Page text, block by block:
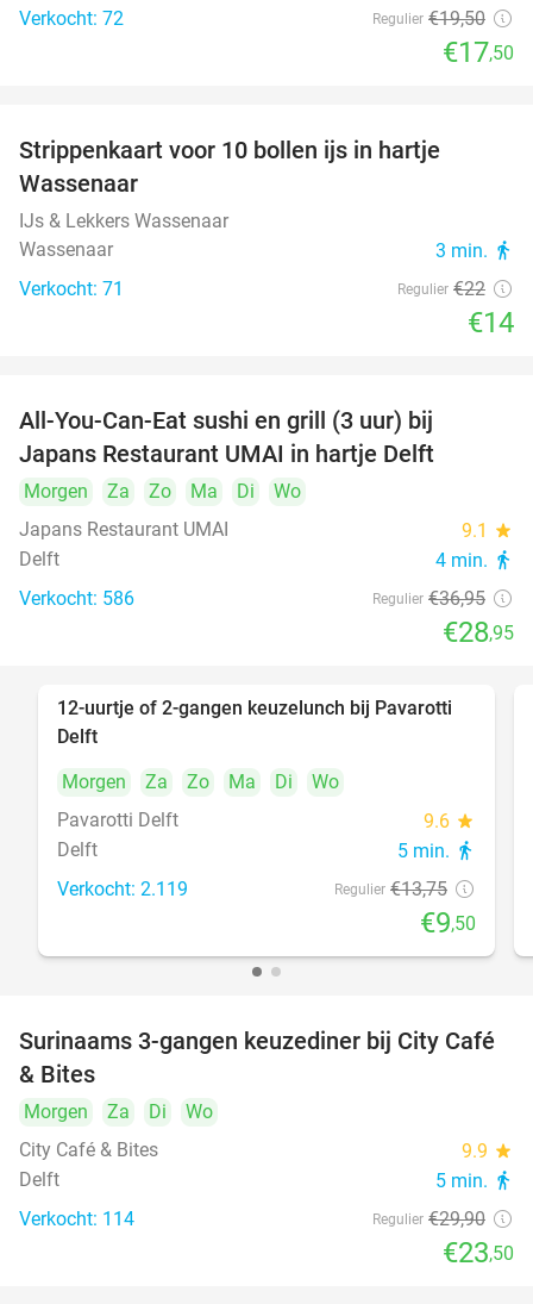
Verkocht: 72 Regulier €19,50
€17,50
Strippenkaart voor 10 bollen ijs in hartje
Wassenaar
IJs & Lekkers Wassenaar
Wassenaar
3 min. directions_walk
Verkocht: 71 Regulier €22
€14
All-You-Can-Eat sushi en grill (3 uur) bij
Japans Restaurant UMAI in hartje Delft
Morgen Za Zo Ma Di
Wo
Japans Restaurant UMAI
9.1 star
Delft 4 min. directions_walk
Verkocht: 586 Regulier €36,95
€28,95
31%
12-uurtje of 2-gangen keuzelunch bij Pavarotti
Delft
Morgen
Za Zo Ma Di
Wo
Pavarotti Delft
9.6 star
Delft 5 min. directions_walk
Verkocht: 2.119 Regulier €13,75
€9,50
21%
Surinaams 3-gangen keuzediner bij City Café
& Bites
Morgen Za Di
Wo
City Café & Bites
9.9 star
Delft 5 min. directions_walk
Verkocht: 114 Regulier €29,90
€23,50